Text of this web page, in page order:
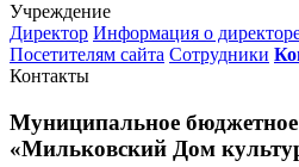
Учреждение
Директор Информация о
Посетителям сайта Сотрудники
Контакты
Муниципальное
«Мильковский Дом